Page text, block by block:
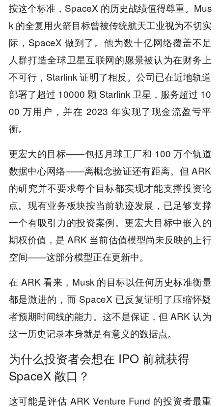
按这个标准，SpaceX 的历史战绩值得尊重。Mus
k 的全复用火箭目标曾被传统航天工业视为不切实
际，SpaceX 做到了。他为数十亿网络覆盖不足
人群打造全球卫星互联网的愿景被认为在财务上
不可行，Starlink 证明了相反。公司已在近地轨道
部署了超过 10000 颗 Starlink 卫星，服务超过 10
00 万用户，并在 2023 年实现了现金流盈亏平
衡。
更宏大的目标——包括月球工厂和 100 万个轨道
数据中心网络——离概念验证还有距离。但 ARK
的研究并不要求每个目标都实现才能支撑投资论
点。现有业务板块按当前轨迹发展，已足够支撑
一个有吸引力的投资案例。更宏大目标中嵌入的
期权价值，是 ARK 当前估值模型尚未反映的上行
空间——这部分模型正在更新中。
在 ARK 看来，Musk 的目标以任何历史标准衡量
都是激进的，而 SpaceX 已反复证明了压缩怀疑
者预期时间线的能力。这不是保证，但 ARK 认为
这一历史记录本身就是有意义的数据点。
为什么投资者会想在 IPO 前就获得
SpaceX 敞口？
这可能是评估 ARK Venture Fund 的投资者最重